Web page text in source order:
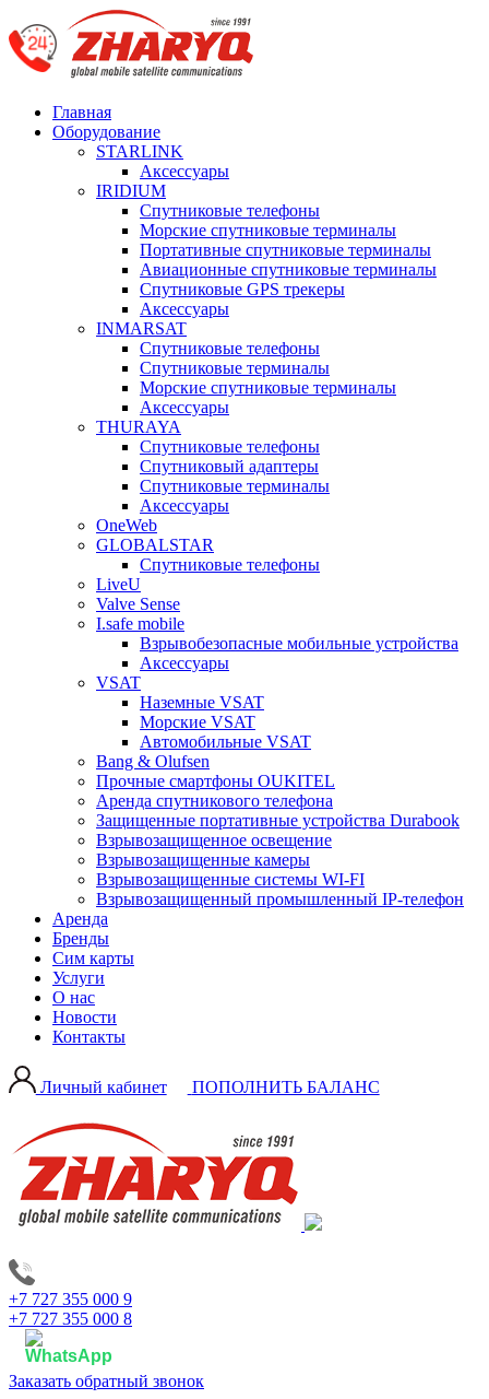
Главная
Оборудование
STARLINK
Аксессуары
IRIDIUM
Спутниковые телефоны
Морские спутниковые терминалы
Портативные спутниковые терминалы
Авиационные спутниковые терминалы
Спутниковые GPS трекеры
Аксессуары
INMARSAT
Спутниковые телефоны
Спутниковые терминалы
Морские спутниковые терминалы
Аксессуары
THURAYA
Спутниковые телефоны
Спутниковый адаптеры
Спутниковые терминалы
Аксессуары
OneWeb
GLOBALSTAR
Спутниковые телефоны
LiveU
Valve Sense
I.safe mobile
Взрывобезопасные мобильные устройства
Аксессуары
VSAT
Наземные VSAT
Морские VSAT
Автомобильные VSAT
Bang & Olufsen
Прочные смартфоны OUKITEL
Аренда спутникового телефона
Защищенные портативные устройства Durabook
Взрывозащищенное освещение
Взрывозащищенные камеры
Взрывозащищенные системы WI-FI
Взрывозащищенный промышленный IP-телефон
Аренда
Бренды
Сим карты
Услуги
О нас
Новости
Контакты
Личный кабинет ПОПОЛНИТЬ БАЛАНС
+7 727 355 000 9
+7 727 355 000 8
Заказать обратный звонок